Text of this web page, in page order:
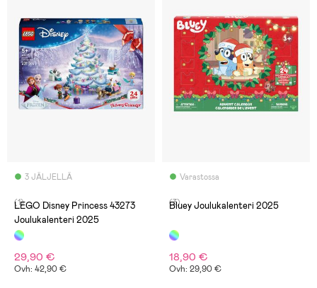
3 JÄLJELLÄ
(1)
LEGO Disney Princess 43273
Joulukalenteri 2025
29,90 €
Ovh: 42,90 €
Varastossa
(3)
Bluey Joulukalenteri 2025
18,90 €
Ovh: 29,90 €